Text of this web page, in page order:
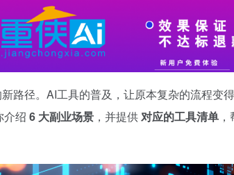
路径。 AI工具的普及，让原本复杂的流程变
介绍 6 大副业场景 ，并提供对应的工具清单